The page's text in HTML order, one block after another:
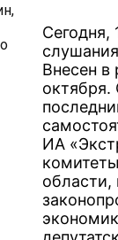
Сегодня,
Внесен в
октября.
ИА
области,